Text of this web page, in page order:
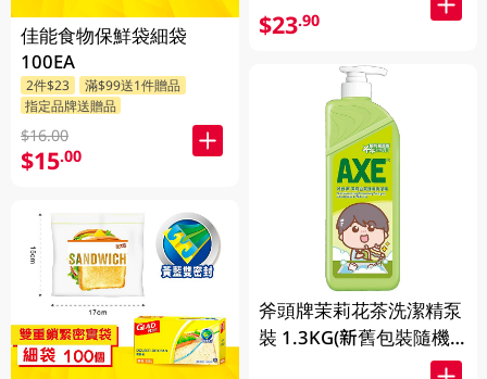
佳能食物保鮮袋細袋
100EA
2件$23
滿$99送1件贈品
指定品牌送贈品
$16.00
$15.00
$23.90
斧頭牌茉莉花茶洗潔精泵
裝 1.3KG(新舊包裝隨機